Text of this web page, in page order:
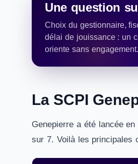
Une question
Choix du gestionnaire,
délai de jouissance : un
oriente sans engagement.
La SCPI
Genepierre a été lancée
sur 7. Voilà les principales